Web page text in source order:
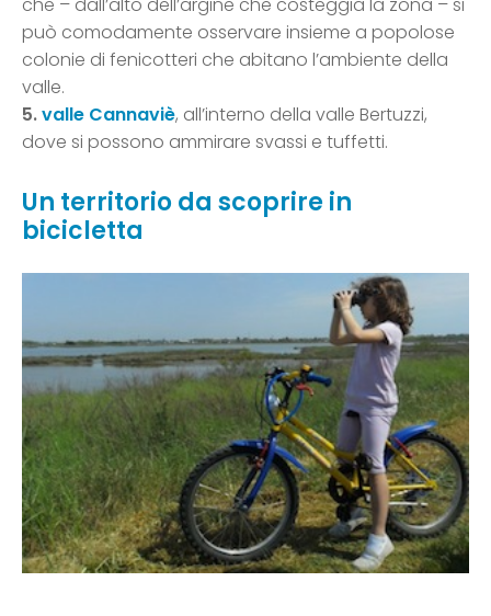
può comodamente osservare insieme a popolose
colonie di fenicotteri che abitano l’ambiente della
valle.
5.valle Cannaviè, all’interno della valle Bertuzzi,
dove si possono ammirare svassi e tuffetti.
Un territorio da scoprire in
bicicletta